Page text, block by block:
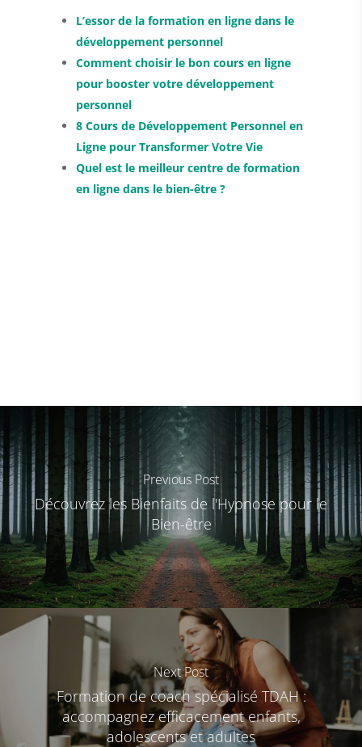
L’essor de la formation en ligne dans le
développement personnel
Comment choisir le bon cours en ligne
pour booster votre développement
personnel
8 Cours de Développement Personnel en
Ligne pour Transformer Votre Vie
Quel est le meilleur centre de formation
en ligne dans le bien-être ?
Previous Post
Découvrez les Bienfaits de l'Hypnose pour le
Bien-être
Next Post
Formation de coach spécialisé TDAH :
accompagnez efficacement enfants,
adolescents et adultes